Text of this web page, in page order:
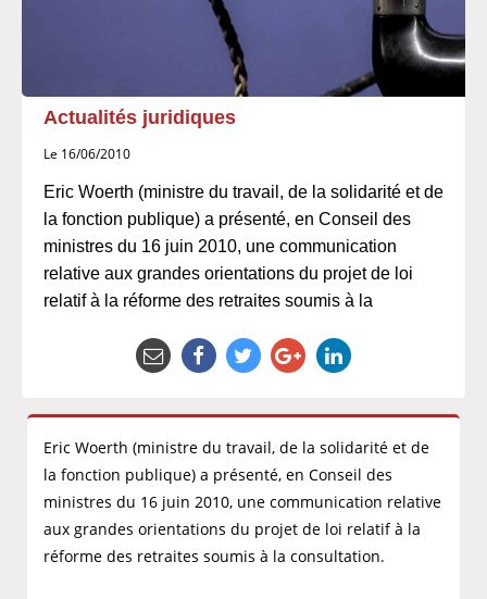
Actualités juridiques
Le 16/06/2010
Eric Woerth (ministre du travail, de la solidarité et de
la fonction publique) a présenté, en Conseil des
ministres du 16 juin 2010, une communication
relative aux grandes orientations du projet de loi
relatif à la réforme des retraites soumis à la
Eric Woerth (ministre du travail, de la solidarité et de
la fonction publique) a présenté, en Conseil des
ministres du 16 juin 2010, une communication relative
aux grandes orientations du projet de loi relatif à la
réforme des retraites soumis à la consultation.